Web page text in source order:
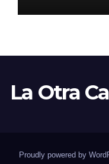
La Otra
Proudly powered by